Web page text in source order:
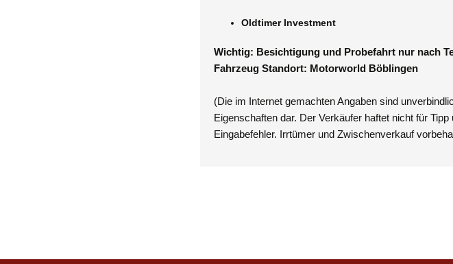
Oldtimer Investment
Wichtig: Besichtigung und Probefahrt nur nach
Fahrzeug Standort: Motorworld Böblingen
(Die im Internet gemachten Angaben sind
Eigenschaften dar. Der Verkäufer haftet nicht für
Eingabefehler. Irrtümer und Zwischenverkauf